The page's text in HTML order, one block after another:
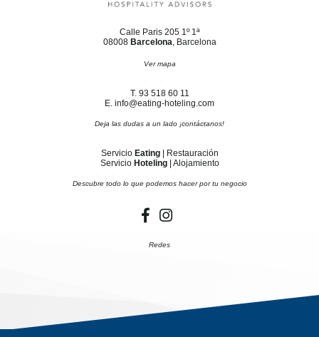
Calle Paris 205 1º 1ª
08008 Barcelona, Barcelona
Ver mapa
T. 93 518 60 11
E. info@eating-hoteling.com
Deja las dudas a un lado ¡contáctanos!
Servicio Eating| Restauración
Servicio Hoteling| Alojamiento
Descubre todo lo que podemos hacer por tu negocio
Redes